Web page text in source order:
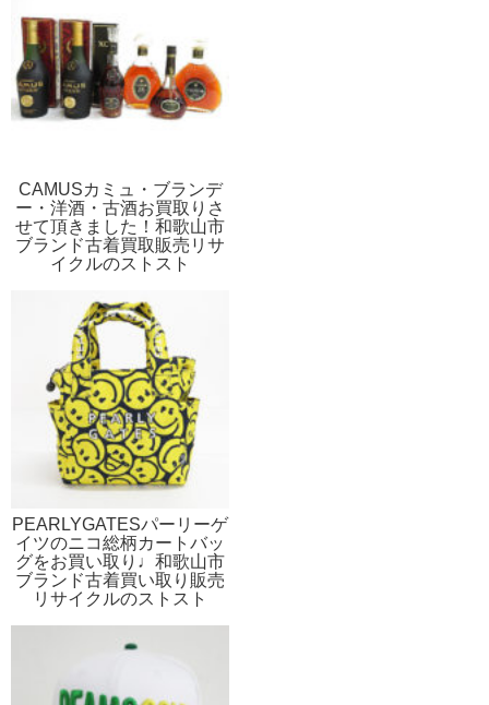
CAMUSカミュ・ブランデ
ー・洋酒・古酒お買取りさ
せて頂きました！和歌山市
ブランド古着買取販売リサ
イクルのストスト
PEARLYGATESパーリーゲ
イツのニコ総柄カートバッ
グをお買い取り♩和歌山市
ブランド古着買い取り販売
リサイクルのストスト